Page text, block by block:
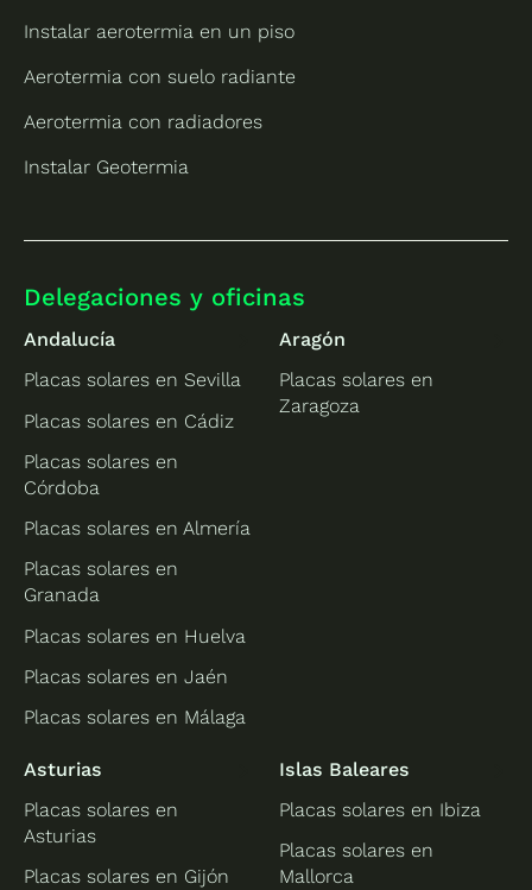
Instalar aerotermia en un piso
Aerotermia con suelo radiante
Aerotermia con radiadores
Instalar Geotermia
Delegaciones y oficinas
Andalucía
Placas solares en Sevilla
Placas solares en Cádiz
Placas solares en
Córdoba
Placas solares en Almería
Placas solares en
Granada
Placas solares en Huelva
Placas solares en Jaén
Placas solares en Málaga
Aragón
Placas solares en
Zaragoza
Asturias
Placas solares en
Asturias
Placas solares en Gijón
Islas Baleares
Placas solares en Ibiza
Placas solares en
Mallorca